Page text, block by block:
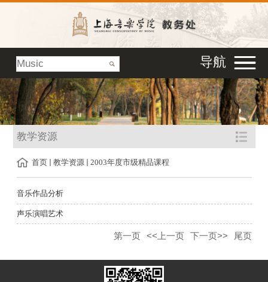
导航
教学资源
首页 教学资源 2003年度市级精品课程
音乐作品分析
声乐演唱艺术
第一页 <<上一页 下一页>> 尾页